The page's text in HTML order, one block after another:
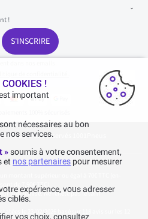
!
S'INSCRIRE
- Tous droits réservés 1001Pneus
montant supérieur ou égal à 70€ TTC (en-
de 7,90€ TTC).
non remisé. Ne reflète pas le tarif
le 23/02/2026 basé sur 118 avis sur les 12
!
important
sont nécessaires au bon
nos services.
» soumis à votre consentement,
et nos partenaires pour mesurer
expérience, vous adresser
ciblés.
vos choix, consultez